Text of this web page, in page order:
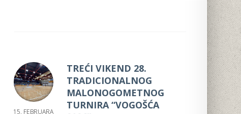
15. FEBRUARA
TREĆI VIKEND 28.
TRADICIONALNOG
MALONOGOMETNOG
TURNIRA “VOGOŠĆA